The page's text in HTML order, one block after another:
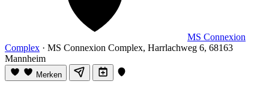
MS Connexion
Complex · MS Connexion Complex, Harrlachweg 6, 68163
Mannheim
Merken